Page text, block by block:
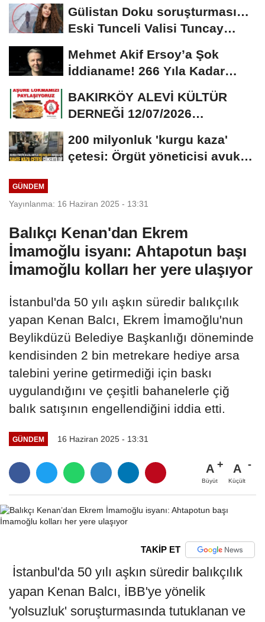
Gülistan Doku soruşturması…
Eski Tunceli Valisi Tuncay
Mehmet Akif Ersoy’a Şok
İddianame! 266 Yıla Kadar
Hapis Talebi
BAKIRKÖY ALEVİ KÜLTÜR
DERNEĞİ 12/07/2026
DAVETİNE...
200 milyonluk 'kurgu kaza'
çetesi: Örgüt yöneticisi avukat
GÜNDEM
Yayınlanma: 16 Haziran 2025 - 13:31
Balıkçı Kenan'dan Ekrem
İmamoğlu isyanı: Ahtapotun başı
İmamoğlu kolları her yere ulaşıyor
İstanbul'da 50 yılı aşkın süredir balıkçılık
yapan Kenan Balcı, Ekrem İmamoğlu'nun
Beylikdüzü Belediye Başkanlığı döneminde
kendisinden 2 bin metrekare hediye arsa
talebini yerine getirmediği için baskı
uygulandığını ve çeşitli bahanelerle çiğ
balık satışının engellendiğini iddia etti.
GÜNDEM 16 Haziran 2025 - 13:31
A
Büyüt
A
Küçült
TAKİP ET
İstanbul'da 50 yılı aşkın süredir balıkçılık
yapan Kenan Balcı, İBB'ye yönelik
'yolsuzluk' soruşturmasında tutuklanan ve